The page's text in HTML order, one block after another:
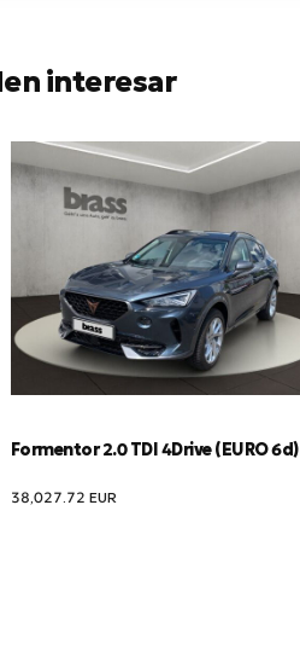
interesar
Formentor 2.0 TDI 4Drive (EURO 6d)
38,027.72 EUR